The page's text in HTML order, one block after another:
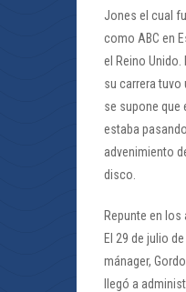
Jones el cual
como ABC en
el Reino Unido.
su carrera tuvo
se supone que
estaba
advenimiento
disco.
Repunte en los
El 29 de julio
mánager,
llegó a